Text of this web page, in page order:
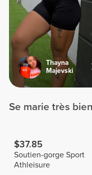
Thayna
Majevski
Se marie très
$37.85
Soutien-gorge Sport
Athleisure